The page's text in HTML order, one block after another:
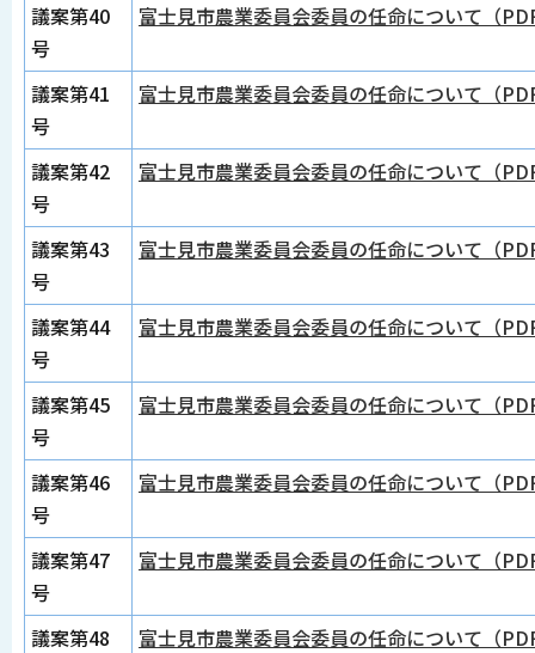
議案第40
号
富士見市農業委員会委員の任命について（
議案第41
号
富士見市農業委員会委員の任命について（
議案第42
号
富士見市農業委員会委員の任命について（
議案第43
号
富士見市農業委員会委員の任命について（
議案第44
号
富士見市農業委員会委員の任命について（
議案第45
号
富士見市農業委員会委員の任命について（
議案第46
号
富士見市農業委員会委員の任命について（
議案第47
号
富士見市農業委員会委員の任命について（
議案第48
富士見市農業委員会委員の任命について（